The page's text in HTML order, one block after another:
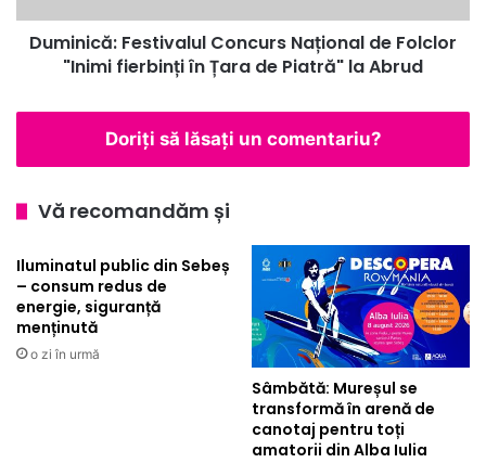
în
Țara
la
Duminică: Festivalul Concurs Național de Folclor
"Inimi fierbinți în Țara de Piatră" la Abrud
Doriți să lăsați un comentariu?
Vă recomandăm și
Iluminatul public din Sebeș
– consum redus de
energie, siguranță
menținută
o zi în urmă
Sâmbătă: Mureșul se
transformă în arenă de
canotaj pentru toți
amatorii din Alba Iulia